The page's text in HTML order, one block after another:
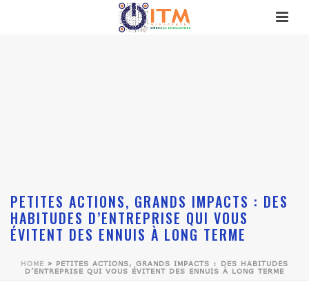
PETITES ACTIONS, GRANDS IMPACTS : DES
HABITUDES D’ENTREPRISE QUI VOUS
ÉVITENT DES ENNUIS À LONG TERME
HOME » PETITES ACTIONS, GRANDS IMPACTS : DES HABITUDES
D’ENTREPRISE QUI VOUS ÉVITENT DES ENNUIS À LONG TERME